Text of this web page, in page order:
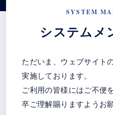
SYSTEM
システムメ
ただいま、ウェブサイト
実施しております。
ご利用の皆様にはご不便
卒ご理解賜りますようお